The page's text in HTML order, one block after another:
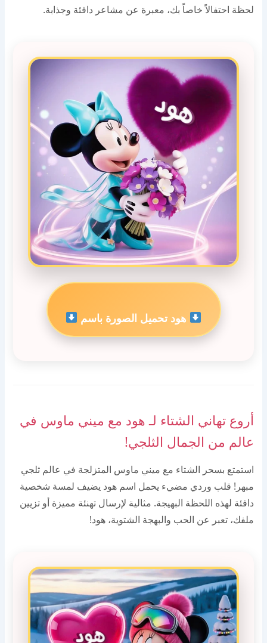
لحظة احتفالاً خاصاً بك، معبرة عن مشاعر دافئة وجذابة.
هود تحميل الصورة باسم
أروع تهاني الشتاء لـ هود مع ميني ماوس في
عالم من الجمال الثلجي!
استمتع بسحر الشتاء مع ميني ماوس المتزلجة في عالم ثلجي
مبهر! قلب وردي مضيء يحمل اسم هود يضيف لمسة شخصية
دافئة لهذه اللحظة البهيجة. مثالية لإرسال تهنئة مميزة أو تزيين
ملفك، تعبر عن الحب والبهجة الشتوية، هود!